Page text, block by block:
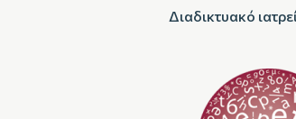
Διαδικτυακό